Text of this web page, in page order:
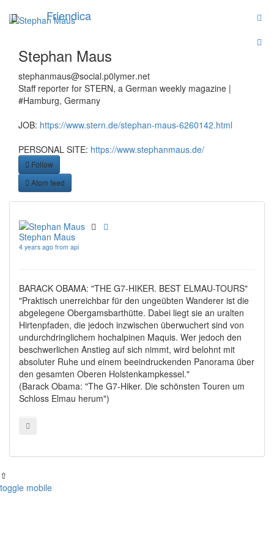
Toggle
navigation
Friendica
Stephan Maus
stephanmaus@social.p0lymer.net
Staff reporter for STERN, a German weekly magazine |
#Hamburg, Germany
JOB: https://www.stern.de/stephan-maus-6260142.html
PERSONAL SITE: https://www.stephanmaus.de/
Follow
Atom feed
Stephan Maus
4 years ago from api
BARACK OBAMA: "THE G7-HIKER. BEST ELMAU-TOURS"
"Praktisch unerreichbar für den ungeübten Wanderer ist die
abgelegene Obergamsbarthütte. Dabei liegt sie an uralten
Hirtenpfaden, die jedoch inzwischen überwuchert sind von
undurchdringlichem hochalpinen Maquis. Wer jedoch den
beschwerlichen Anstieg auf sich nimmt, wird belohnt mit
absoluter Ruhe und einem beeindruckenden Panorama über
den gesamten Oberen Holstenkampkessel."
(Barack Obama: "The G7-Hiker. Die schönsten Touren um
Schloss Elmau herum")
⇧
toggle mobile